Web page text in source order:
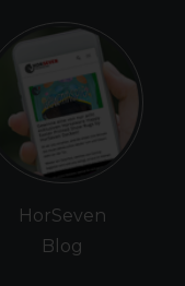
HorSeven
Blog